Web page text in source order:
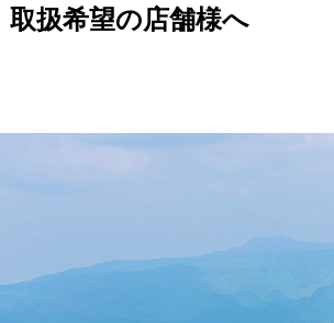
取扱希望の店舗様へ